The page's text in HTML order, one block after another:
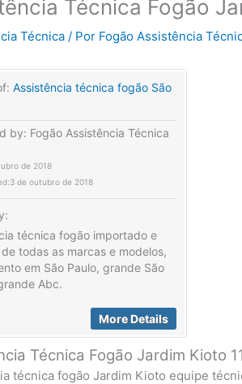
Técnica Fogão
Técnica / Por Fogão Assistência
Assistência técnica fogão São
by: Fogão Assistência Técnica
de 2018
3 de outubro de 2018
técnica fogão importado e
todas as marcas e modelos,
em São Paulo, grande São
Abc.
More Details
Técnica Fogão Jardim Kioto
técnica fogão Jardim Kioto equipe